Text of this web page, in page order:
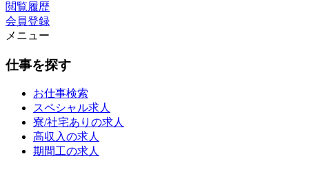
閲覧履歴
会員登録
メニュー
仕事を探す
お仕事検索
スペシャル求人
寮/社宅ありの求人
高収入の求人
期間工の求人